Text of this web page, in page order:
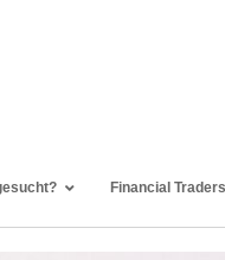
Financial